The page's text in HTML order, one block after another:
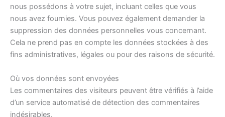
nous possédons à votre sujet, incluant celles que vous
nous avez fournies. Vous pouvez également demander la
suppression des données personnelles vous concernant.
Cela ne prend pas en compte les données stockées à des
fins administratives, légales ou pour des raisons de sécurité.
Où vos données sont envoyées
Les commentaires des visiteurs peuvent être vérifiés à l’aide
d’un service automatisé de détection des commentaires
indésirables.